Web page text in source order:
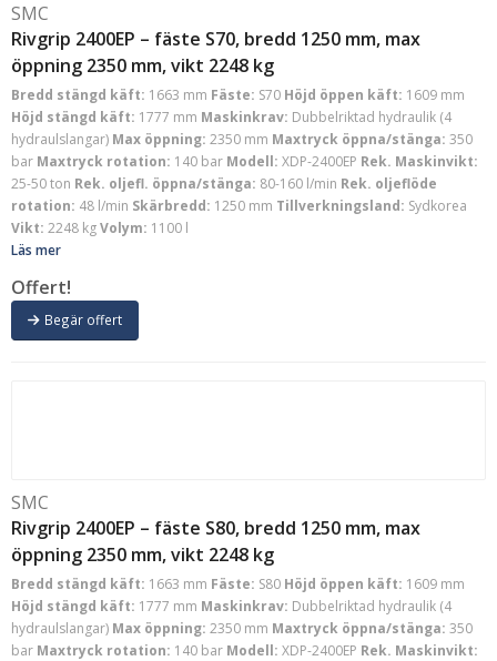
SMC
Rivgrip 2400EP – fäste S70, bredd 1250 mm, max
öppning 2350 mm, vikt 2248 kg
Bredd stängd käft: 1663 mm Fäste: S70 Höjd öppen käft: 1609 mm
Höjd stängd käft: 1777 mm Maskinkrav: Dubbelriktad hydraulik (4
hydraulslangar) Max öppning: 2350 mm Maxtryck öppna/stänga: 350
bar Maxtryck rotation: 140 bar Modell: XDP-2400EP Rek. Maskinvikt:
25-50 ton Rek. oljefl. öppna/stänga: 80-160 l/min Rek. oljeflöde
rotation: 48 l/min Skärbredd: 1250 mm Tillverkningsland: Sydkorea
Vikt: 2248 kgVolym: 1100 l
Läs mer
Offert!
Begär offert
SMC
Rivgrip 2400EP – fäste S80, bredd 1250 mm, max
öppning 2350 mm, vikt 2248 kg
Bredd stängd käft: 1663 mm Fäste: S80 Höjd öppen käft: 1609 mm
Höjd stängd käft: 1777 mm Maskinkrav: Dubbelriktad hydraulik (4
hydraulslangar) Max öppning: 2350 mm Maxtryck öppna/stänga: 350
bar Maxtryck rotation: 140 bar Modell: XDP-2400EP Rek. Maskinvikt: